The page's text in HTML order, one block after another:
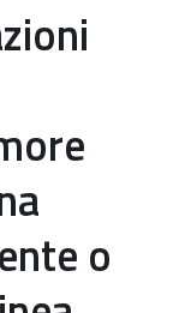
o